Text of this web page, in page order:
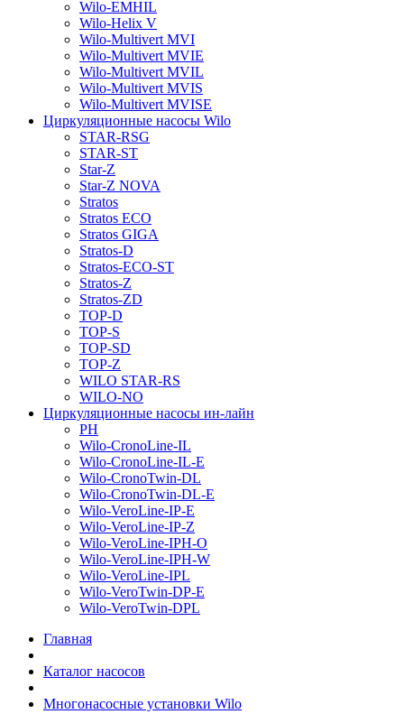
Wilo-EMHIL
Wilo-Helix V
Wilo-Multivert MVI
Wilo-Multivert MVIE
Wilo-Multivert MVIL
Wilo-Multivert MVIS
Wilo-Multivert MVISE
Циркуляционные насосы Wilo
STAR-RSG
STAR-ST
Star-Z
Star-Z NOVA
Stratos
Stratos ECO
Stratos GIGA
Stratos-D
Stratos-ECO-ST
Stratos-Z
Stratos-ZD
TOP-D
TOP-S
TOP-SD
TOP-Z
WILO STAR-RS
WILO-NO
Циркуляционные насосы ин-лайн
PH
Wilo-CronoLine-IL
Wilo-CronoLine-IL-E
Wilo-CronoTwin-DL
Wilo-CronoTwin-DL-E
Wilo-VeroLine-IP-E
Wilo-VeroLine-IP-Z
Wilo-VeroLine-IPH-O
Wilo-VeroLine-IPH-W
Wilo-VeroLine-IPL
Wilo-VeroTwin-DP-E
Wilo-VeroTwin-DPL
Главная
Каталог насосов
Многонасосные установки Wilo